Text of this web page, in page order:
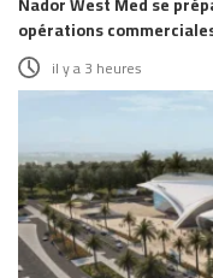
opérations
il y a 3 heures